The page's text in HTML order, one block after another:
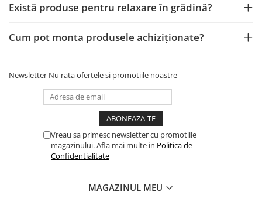
Există produse pentru relaxare în grădină?
Cum pot monta produsele achiziționate?
Newsletter Nu rata ofertele si promotiile noastre
Vreau sa primesc newsletter cu promotiile
magazinului. Afla mai multe in Politica de
Confidentialitate
MAGAZINUL MEU